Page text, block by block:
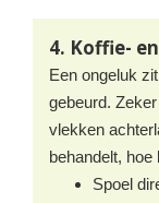
4. Koffie-
Een ongeluk
gebeurd.
vlekken
behandelt, hoe
Spoel